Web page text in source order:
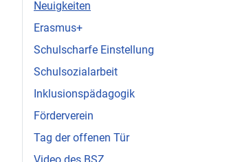
Neuigkeiten
Erasmus+
Schulscharfe Einstellung
Schulsozialarbeit
Inklusionspädagogik
Förderverein
Tag der offenen Tür